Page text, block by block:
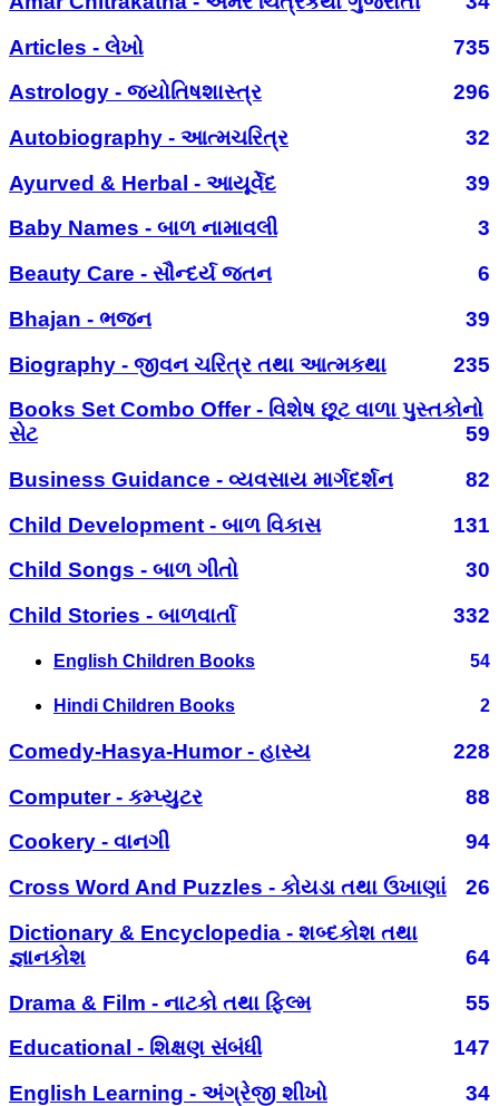
Articles - લેખો
735
Astrology - જ્યોતિષશાસ્ત્ર
296
Autobiography - આત્મચરિત્ર
32
Ayurved & Herbal - આયૂર્વેદ
39
Baby Names - બાળ નામાવલી
3
Beauty Care - સૌન્દર્ય જતન
6
Bhajan - ભજન
39
Biography - જીવન ચરિત્ર તથા આત્મકથા
235
Books Set Combo Offer - વિશેષ છૂટ વાળા પુસ્તકોનો
સેટ
59
Business Guidance - વ્યવસાય માર્ગદર્શન
82
Child Development - બાળ વિકાસ
131
Child Songs - બાળ ગીતો
30
Child Stories - બાળવાર્તા
332
English Children Books 54
Hindi Children Books 2
Comedy-Hasya-Humor - હાસ્ય
228
Computer - કમ્પ્યુટર
88
Cookery - વાનગી
94
Cross Word And Puzzles - કોયડા તથા ઉખાણાં
26
Dictionary & Encyclopedia - શબ્દકોશ તથા
જ્ઞાનકોશ
64
Drama & Film - નાટકો તથા ફિલ્મ
55
Educational - શિક્ષણ સંબંધી
147
English Learning - અંગ્રેજી શીખો
34